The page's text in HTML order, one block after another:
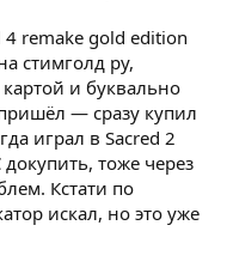
remake gold edition
стимголд ру,
и буквально
— сразу купил
играл в Sacred 2
тоже через
Кстати по
искал, но это уже